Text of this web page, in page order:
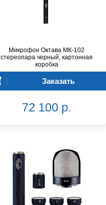
Микрофон Октава МК-102
стереопара черный, картонная
коробка
Заказать
72 100 р.